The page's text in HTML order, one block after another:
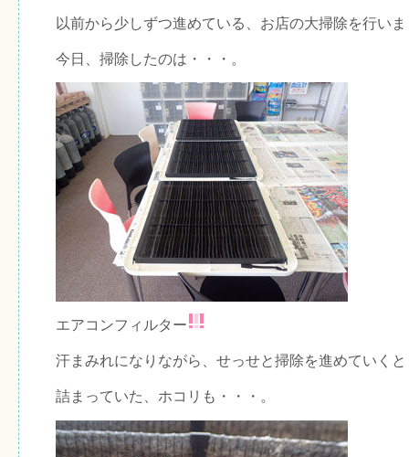
以前から少しずつ進めている、お店の大掃除を行い
今日、掃除したのは・・・。
エアコンフィルター
汗まみれになりながら、せっせと掃除を進めていくと
詰まっていた、ホコリも・・・。